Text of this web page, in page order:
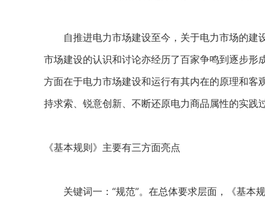
自推进电力市场建设至今，关于电力市场的建
市场建设的认识和讨论亦经历了百家争鸣到逐步
方面在于电力市场建设和运行有其内在的原理和
持求索、锐意创新、不断还原电力商品属性的实践过
《基本规则》主要有三方面亮点
关键词一：“规范”。在总体要求层面，《基本